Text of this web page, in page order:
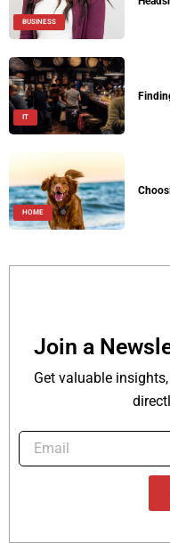
BUSINESS
IT
HOME
Join a
Get valuable